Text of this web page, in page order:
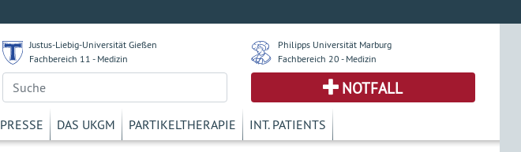
Justus-Liebig-Universität Gießen
Fachbereich 11 - Medizin
Philipps Universität Marburg
Fachbereich 20 - Medizin
NOTFALL
PRESSE DAS UKGM PARTIKELTHERAPIE INT. PATIENTS